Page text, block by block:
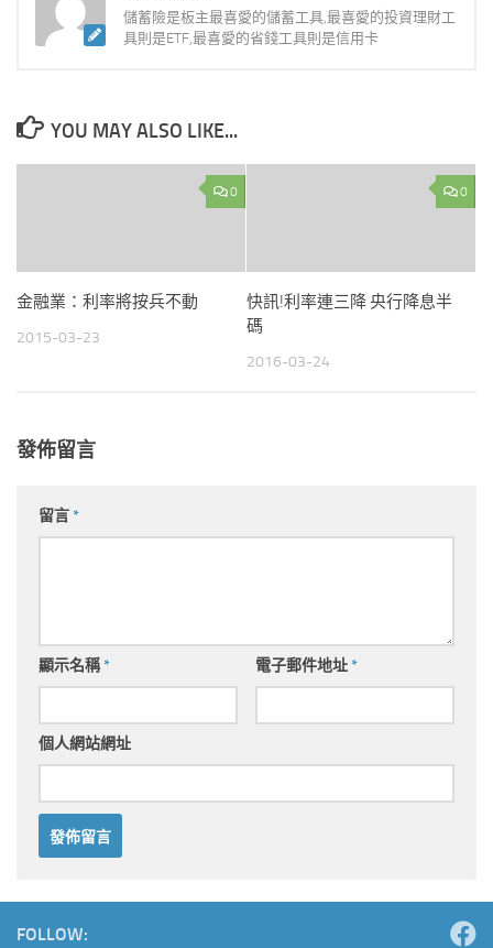
儲蓄險是板主最喜愛的儲蓄工具,最喜愛的投資理財工
具則是ETF,最喜愛的省錢工具則是信用卡
YOU MAY ALSO LIKE...
0
金融業：利率將按兵不動
2015-03-23
0
快訊!利率連三降 央行降息半
碼
2016-03-24
發佈留言
留言*
顯示名稱* 電子郵件地址*
個人網站網址
FOLLOW: